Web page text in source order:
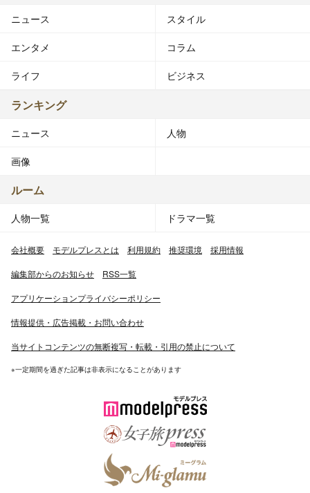
ニュース スタイル
エンタメ コラム
ライフ ビジネス
ランキング
ニュース 人物
画像
ルーム
人物一覧 ドラマ一覧
会社概要 モデルプレスとは 利用規約 推奨環境 採用情報
編集部からのお知らせ RSS一覧
アプリケーションプライバシーポリシー
情報提供・広告掲載・お問い合わせ
当サイトコンテンツの無断複写・転載・引用の禁止について
※一定期間を過ぎた記事は非表示になることがあります